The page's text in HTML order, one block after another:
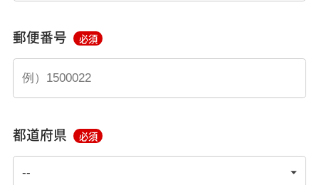
郵便番号 必須
都道府県 必須